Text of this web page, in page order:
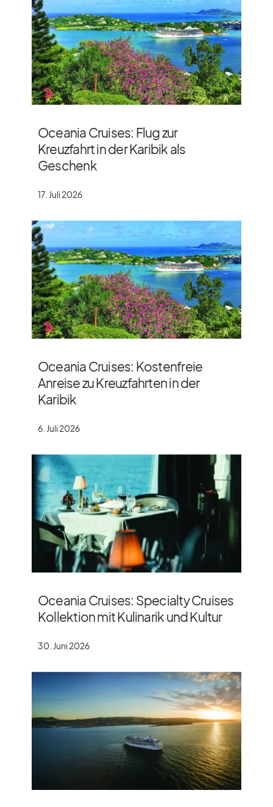
Oceania Cruises: Flug zur
Kreuzfahrt in der Karibik als
Geschenk
17. Juli 2026
Oceania Cruises: Kostenfreie
Anreise zu Kreuzfahrten in der
Karibik
6. Juli 2026
Oceania Cruises: Specialty Cruises
Kollektion mit Kulinarik und Kultur
30. Juni 2026